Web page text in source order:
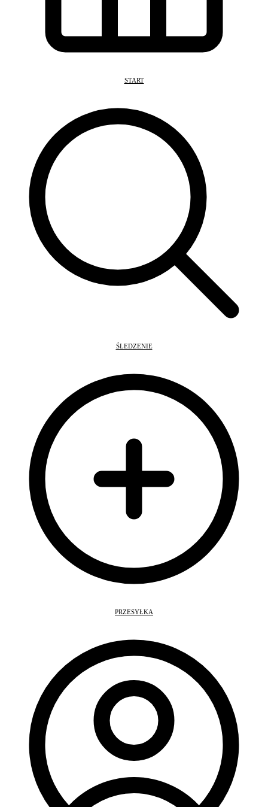
START
ŚLEDZENIE
PRZESYŁKA